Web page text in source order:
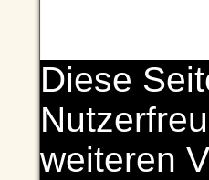
Diese
weiteren